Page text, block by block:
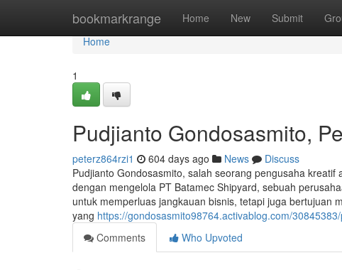
bookmarkrange Home New Submit
Home
Home
1
Pudjianto Gondosasmito,
peterz864rzi1 604 days ago News
Discuss
Pudjianto Gondosasmito, salah seorang pengusaha
dengan mengelola PT Batamec Shipyard, sebuah
untuk memperluas jangkauan bisnis, tetapi juga bertujuan
yang https://gondosasmito98764.activablog.com/
Comments
Who Upvoted